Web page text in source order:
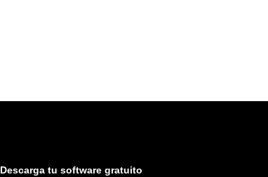
Descarga tu software gratuito